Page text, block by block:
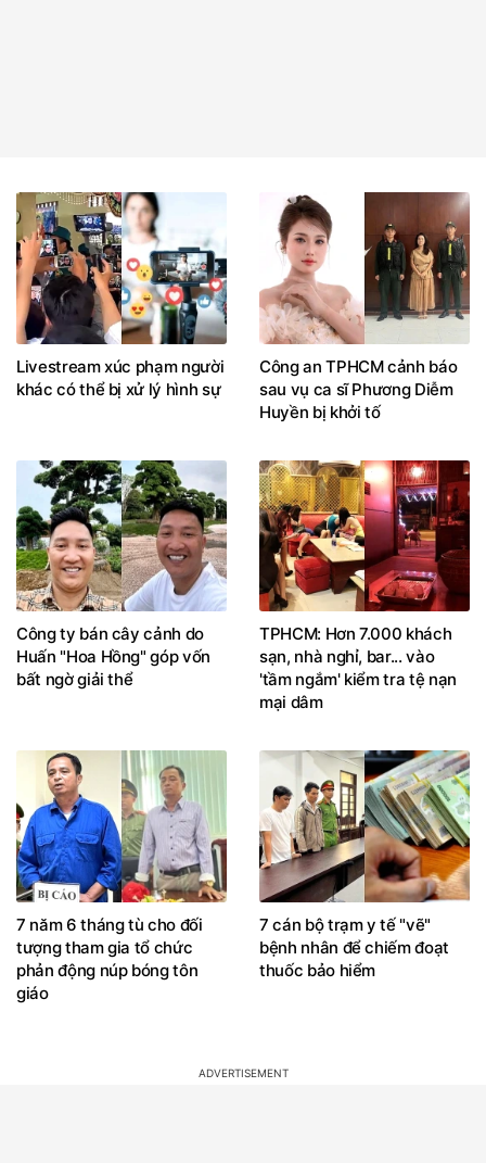
Livestream xúc phạm người
khác có thể bị xử lý hình sự
Công an TPHCM cảnh báo
sau vụ ca sĩ Phương Diễm
Huyền bị khởi tố
Công ty bán cây cảnh do
Huấn "Hoa Hồng" góp vốn
bất ngờ giải thể
TPHCM: Hơn 7.000 khách
sạn, nhà nghỉ, bar... vào
'tầm ngắm' kiểm tra tệ nạn
mại dâm
7 năm 6 tháng tù cho đối
tượng tham gia tổ chức
phản động núp bóng tôn
giáo
7 cán bộ trạm y tế "vẽ"
bệnh nhân để chiếm đoạt
thuốc bảo hiểm